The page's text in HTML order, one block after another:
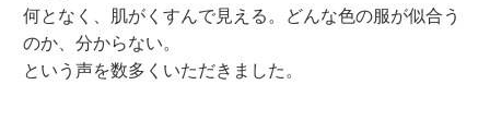
何となく、肌がくすんで見える。どんな色の服が似合う
のか、分からない。
という声を数多くいただきました。